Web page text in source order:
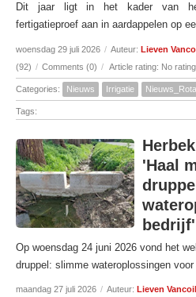
Dit jaar ligt in het kader van
fertigatieproef aan in aardappelen op
woensdag 29 juli 2026 / Auteur: Lieven
(92) / Comments (0) / Article rating: No rating
Categories: Nieuws Irrigatie
Tags:
'Haal
bedrijf'
Op woensdag 24 juni 2026 vond het
druppel: slimme wateroplossingen
maandag 27 juli 2026 / Auteur: Lieven